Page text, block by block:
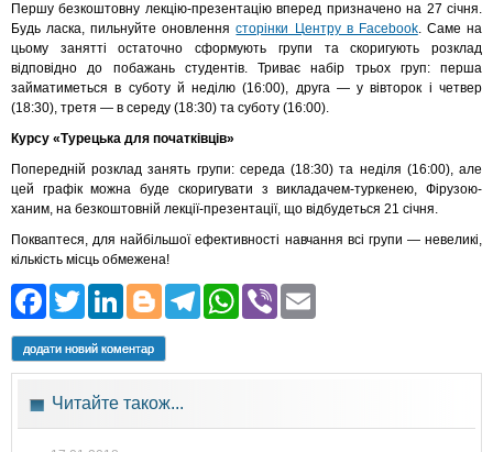
Першу безкоштовну лекцію-презентацію вперед призначено на 27 січня.
Будь ласка, пильнуйте оновленнясторінки Центру в Facebook. Саме на
цьому занятті остаточно сформують групи та скоригують розклад
відповідно до побажань студентів. Триває набір трьох груп: перша
займатиметься в суботу й неділю (16:00), друга — у вівторок і четвер
(18:30), третя — в середу (18:30) та суботу (16:00).
Курсу «Турецька для початківців»
Попередній розклад занять групи: середа (18:30) та неділя (16:00), але
цей графік можна буде скоригувати з викладачем-туркенею, Фірузою-
ханим, на безкоштовній лекції-презентації, що відбудеться 21 січня.
Покваптеся, для найбільшої ефективності навчання всі групи — невеликі,
кількість місць обмежена!
Facebook
Twitter
LinkedIn
Blogger
Telegram
WhatsApp
Viber
додати новий коментар
Читайте також...